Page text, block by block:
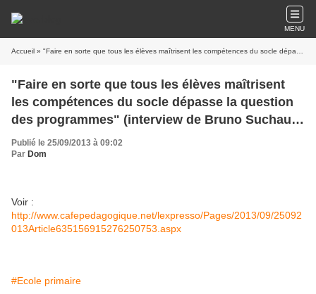
MENU
Accueil » "Faire en sorte que tous les élèves maîtrisent les compétences du socle dépasse la question des programmes" (interview de Bruno Suchaut - Café pédagogique)
"Faire en sorte que tous les élèves maîtrisent
les compétences du socle dépasse la question
des programmes" (interview de Bruno Suchaut -
Café pédagogique)
Publié le 25/09/2013 à 09:02
Par Dom
Voir :
http://www.cafepedagogique.net/lexpresso/Pages/2013/09/25092
013Article635156915276250753.aspx
#Ecole primaire